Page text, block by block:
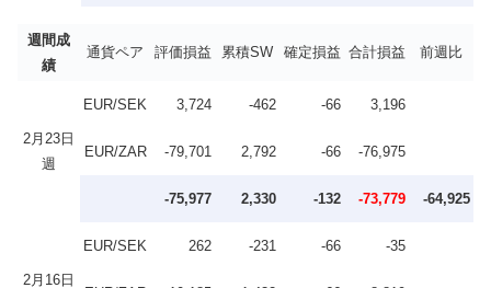
週間成
績
通貨ペア 評価損益 累積SW 確定損益 合計損益 前週比
2月23日
週
EUR/SEK 3,724 -462 -66 3,196
EUR/ZAR -79,701 2,792 -66 -76,975
-75,977 2,330 -132 -73,779 -64,925
2月16日
EUR/SEK 262 -231 -66 -35